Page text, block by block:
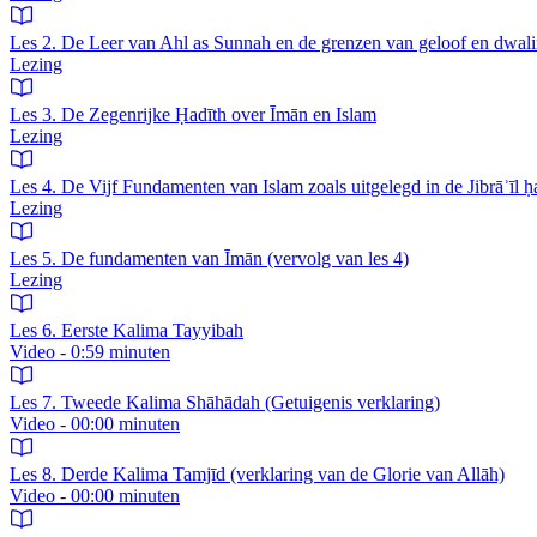
Les 2. De Leer van Ahl as Sunnah en de grenzen van geloof en
Lezing
Les 3. De Zegenrijke Ḥadīth over Īmān en Islam
Lezing
Les 4. De Vijf Fundamenten van Islam zoals uitgelegd in de Jibrāʾīl
Lezing
Les 5. De fundamenten van Īmān (vervolg van les 4)
Lezing
Les 6. Eerste Kalima Tayyibah
Video - 0:59 minuten
Les 7. Tweede Kalima Shāhādah (Getuigenis verklaring)
Video - 00:00 minuten
Les 8. Derde Kalima Tamjīd (verklaring van de Glorie van Allāh)
Video - 00:00 minuten